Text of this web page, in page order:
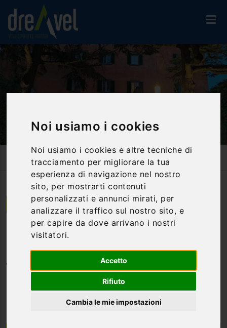
Noi usiamo i cookies
Noi usiamo i cookies e altre tecniche di
tracciamento per migliorare la tua
esperienza di navigazione nel nostro
sito, per mostrarti contenuti
personalizzati e annunci mirati, per
analizzare il traffico sul nostro sito, e
per capire da dove arrivano i nostri
visitatori.
Accetto
Rifiuto
Cambia le mie impostazioni
Strutture Resort & Spa I Capricci Di Merion
Tuoro sul Trasimeno | Umbria
I Capricci di Merion